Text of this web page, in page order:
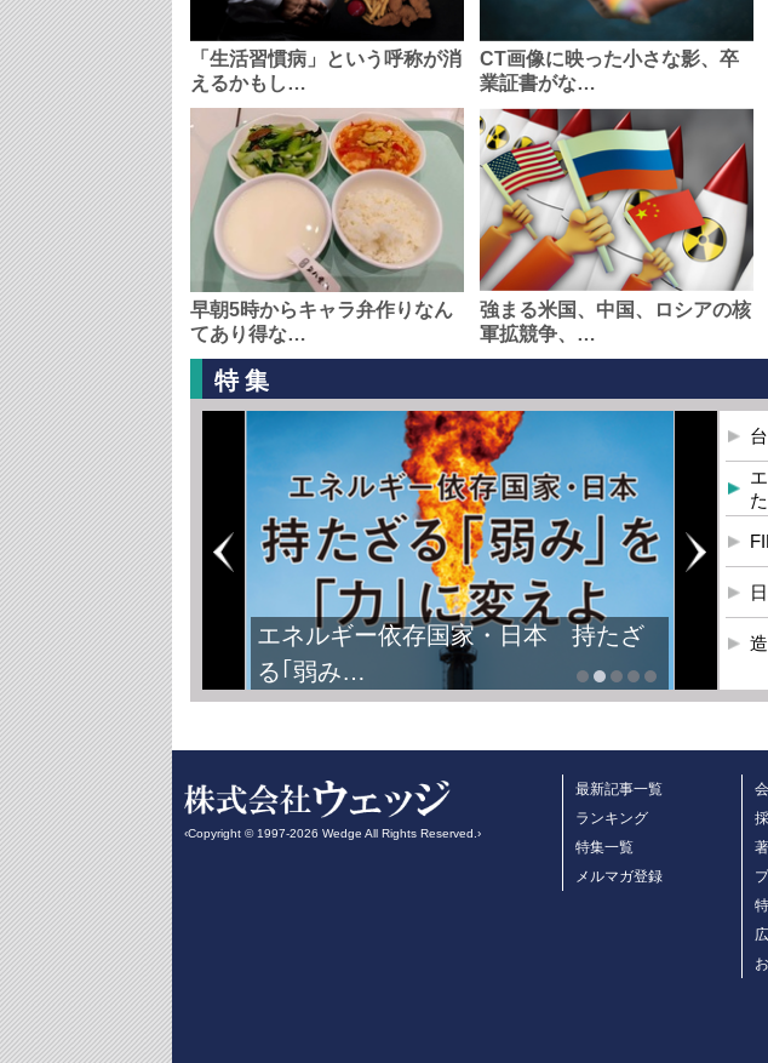
「生活習慣病」という呼称が消
えるかもし…
CT画像に映った小さな影、卒
業証書がな…
早朝5時からキャラ弁作りなん
てあり得な…
強まる米国、中国、ロシアの核
軍拡競争、…
特集
エネルギー依存国家・日本 持たざ
る｢弱み…
‹Copyright © 1997-2026 Wedge All Rights Reserved.›
最新記事一覧
ランキング
特集一覧
メルマガ登録